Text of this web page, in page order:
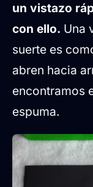
un vistazo
con ello. Una
suerte es
abren hacia
encontramos
espuma.